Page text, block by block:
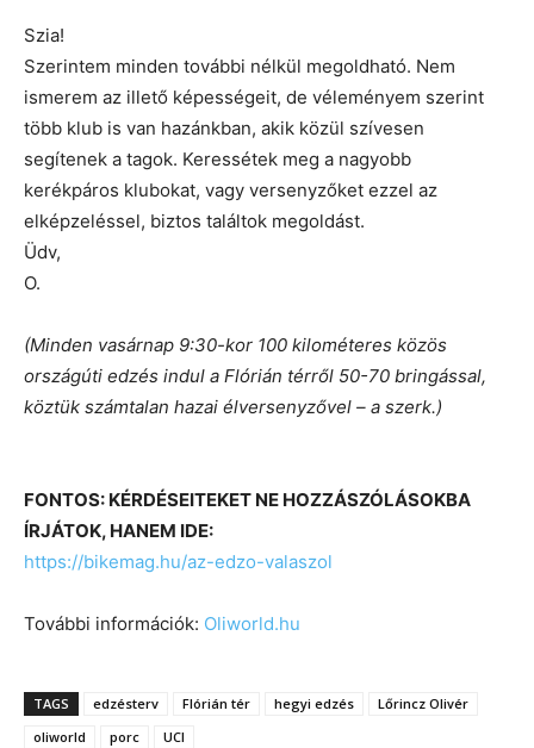
Szia!
Szerintem minden további nélkül megoldható. Nem
ismerem az illető képességeit, de véleményem szerint
több klub is van hazánkban, akik közül szívesen
segítenek a tagok. Keressétek meg a nagyobb
kerékpáros klubokat, vagy versenyzőket ezzel az
elképzeléssel, biztos találtok megoldást.
Üdv,
O.
(Minden vasárnap 9:30-kor 100 kilométeres közös
országúti edzés indul a Flórián térről 50-70 bringással,
köztük számtalan hazai élversenyzővel – a szerk.)
FONTOS: KÉRDÉSEITEKET NE HOZZÁSZÓLÁSOKBA
ÍRJÁTOK, HANEM IDE:
https://bikemag.hu/az-edzo-valaszol
További információk: Oliworld.hu
TAGS edzésterv Flórián tér hegyi edzés
Lőrincz Olivér
oliworld
porc UCI